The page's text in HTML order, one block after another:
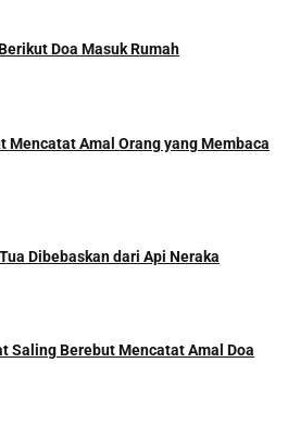
Doa Masuk Rumah
Mencatat Amal Orang yang Membaca
Dibebaskan dari Api Neraka
Saling Berebut Mencatat Amal Doa